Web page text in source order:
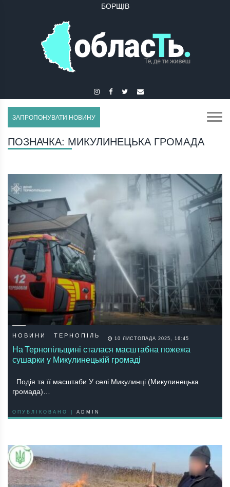
БОРЩІВ
ЗАПРОПОНУВАТИ НОВИНУ
ПОЗНАЧКА: МИКУЛИНЕЦЬКА ГРОМАДА
НОВИНИ ТЕРНОПІЛЬ 10 ЛИСТОПАДА 2025, 16:45
На Тернопільщині сталася масштабна пожежа
сушарки у Микулинецькій громаді
Подія та її масштаби У селі Микулинці (Микулинецька
громада)…
ОПУБЛІКОВАНО | ADMIN